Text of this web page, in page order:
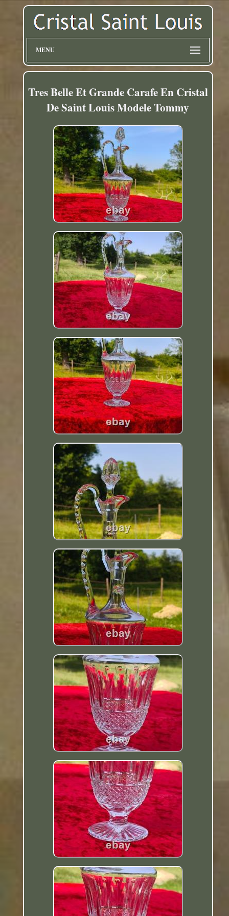
MENU
Tres Belle Et Grande Carafe En Cristal
De Saint Louis Modele Tommy